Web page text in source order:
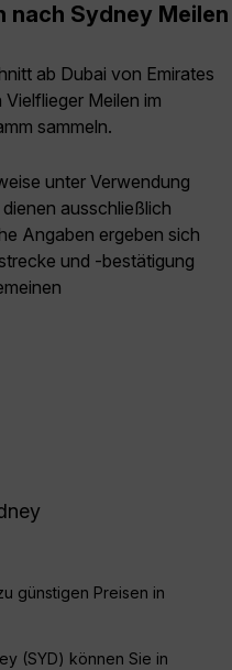
nach Sydney Meilen
ab Dubai von Emirates
Meilen im
sammeln.
unter Verwendung
ausschließlich
Angaben ergeben sich
und -bestätigung
günstigen Preisen in
(SYD) können Sie in